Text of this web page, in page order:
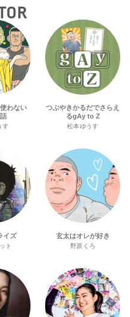
わない
す
つぶやきかるだでさらえ
るgAy to Z
松本ゆうす
イズ
ト
玄太はオレが好き
野原くろ